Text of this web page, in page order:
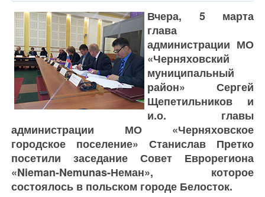
Вчера, 5 марта
глава
администрации МО
«Черняховский
муниципальный
район» Сергей
Щепетильников и
и.о. главы
администрации МО «Черняховское
городское поселение» Станислав Претко
посетили заседание Совет Еврорегиона
«Nieman-Nemunas-Неман», которое
состоялось в польском городе Белосток.